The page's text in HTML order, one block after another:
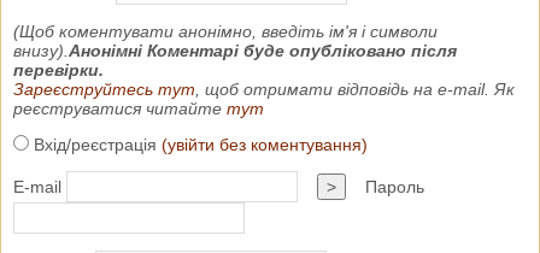
(Щоб коментувати анонімно, введіть ім'я і символи
внизу). Анонімні Коментарі буде опубліковано після
перевірки.
Зареєструйтесь тут , щоб отримати відповідь на e-mail. Як
реєструватися читайте тут
Вхід/реєстрація (увійти без коментування)
E-mail > Пароль